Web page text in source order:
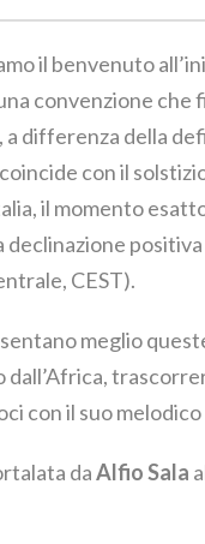
il benvenuto
convenzione che
a differenza della
con il
il momento
declinazione
CEST).
meglio
con il suo
daAlfio Sala